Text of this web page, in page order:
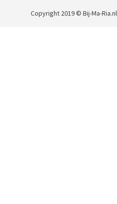
Copyright 2019 © Bij-Ma-Ria.nl